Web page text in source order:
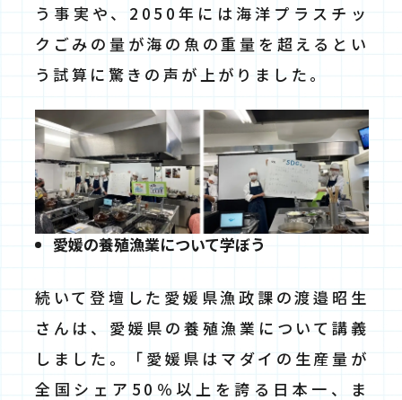
う事実や、2050年には海洋プラスチッ
クごみの量が海の魚の重量を超えるとい
う試算に驚きの声が上がりました。
愛媛の養殖漁業について学ぼう
続いて登壇した愛媛県漁政課の渡邉昭生
さんは、愛媛県の養殖漁業について講義
しました。「愛媛県はマダイの生産量が
全国シェア50％以上を誇る日本一、ま